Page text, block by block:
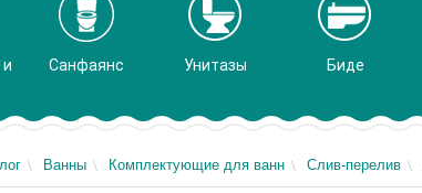
Санфаянс Унитазы Биде
Ванны Комплектующие для ванн Слив-перелив